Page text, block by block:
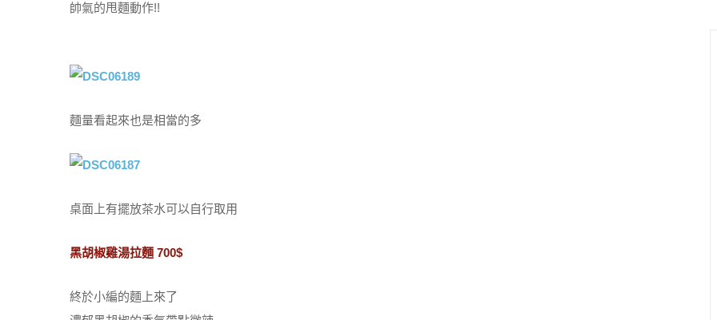
帥氣的甩麵動作!!
麵量看起來也是相當的多
桌面上有擺放茶水可以自行取用
黑胡椒雞湯拉麵 700$
終於小編的麵上來了